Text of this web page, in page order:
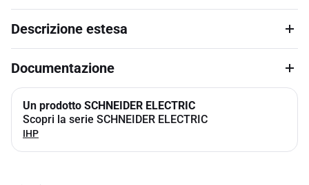
Descrizione estesa
Documentazione
Un prodotto SCHNEIDER ELECTRIC
Scopri la serie SCHNEIDER ELECTRIC
IHP